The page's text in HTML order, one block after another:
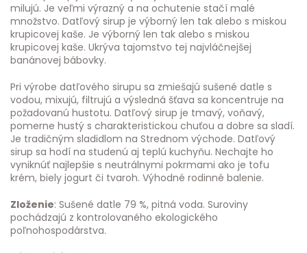
milujú. Je veľmi výrazný a na ochutenie stačí malé
množstvo. Datľový sirup je výborný len tak alebo s miskou
krupicovej kaše. Je výborný len tak alebo s miskou
krupicovej kaše. Ukrýva tajomstvo tej najvláčnejšej
banánovej bábovky.
Pri výrobe datľového sirupu sa zmiešajú sušené datle s
vodou, mixujú, filtrujú a výsledná šťava sa koncentruje na
požadovanú hustotu. Datľový sirup je tmavý, voňavý,
pomerne hustý s charakteristickou chuťou a dobre sa sladí.
Je tradičným sladidlom na Strednom východe. Datľový
sirup sa hodí na studenú aj teplú kuchyňu. Nechajte ho
vyniknúť najlepšie s neutrálnymi pokrmami ako je tofu
krém, biely jogurt či tvaroh. Výhodné rodinné balenie.
Zloženie: Sušené datle 79 %, pitná voda. Suroviny
pochádzajú z kontrolovaného ekologického
poľnohospodárstva.